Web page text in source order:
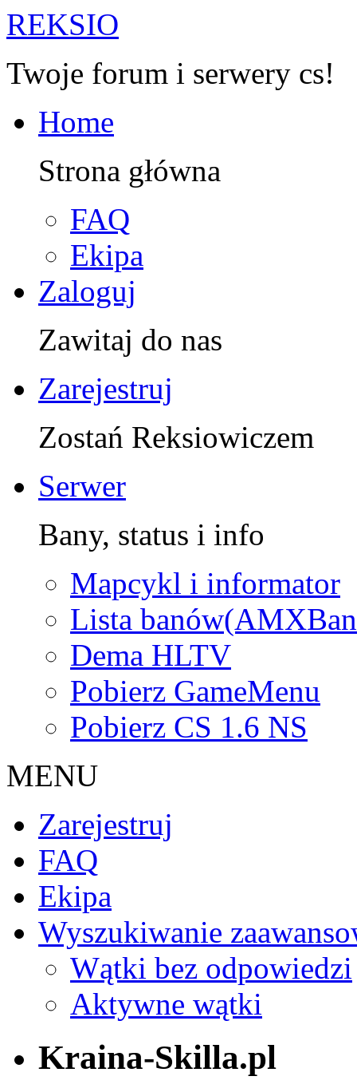
REKSIO
Twoje forum i serwery cs!
Home
Strona główna
FAQ
Ekipa
Zaloguj
Zawitaj do nas
Zarejestruj
Zostań Reksiowiczem
Serwer
Bany, status i info
Mapcykl i informator
Lista
Dema HLTV
Pobierz GameMenu
Pobierz CS 1.6 NS
MENU
Zarejestruj
FAQ
Ekipa
Wyszukiwanie
Wątki bez odpowiedzi
Aktywne wątki
Kraina-Skilla.pl